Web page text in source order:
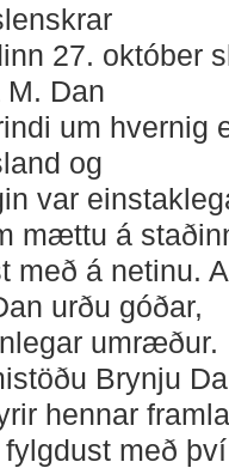
27. október
Dan
um hvernig
og
var
mættu á
með á netinu.
urðu góðar,
Brynju
hennar
með